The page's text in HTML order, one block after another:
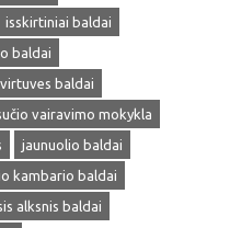
isskirtiniai baldai
baldai
baldai
vairavimo mokykla
jaunuolio baldai
kambario baldai
alksnis baldai